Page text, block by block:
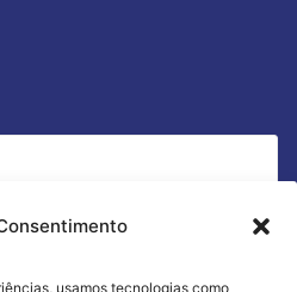
usamos tecnologias como